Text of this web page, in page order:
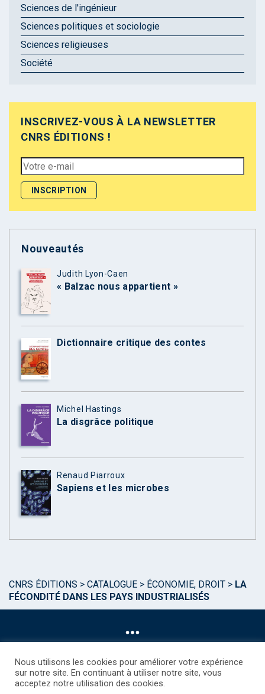
Sciences de l'ingénieur
Sciences politiques et sociologie
Sciences religieuses
Société
INSCRIVEZ-VOUS À LA NEWSLETTER
CNRS ÉDITIONS !
Nouveautés
Judith Lyon-Caen
« Balzac nous appartient »
Dictionnaire critique des contes
Michel Hastings
La disgrâce politique
Renaud Piarroux
Sapiens et les microbes
CNRS ÉDITIONS > CATALOGUE > ÉCONOMIE, DROIT > LA
FÉCONDITÉ DANS LES PAYS INDUSTRIALISÉS
©CNRS EDITIONS 2025
Nous utilisons les cookies pour améliorer votre expérience
sur notre site. En continuant à utiliser notre site, vous
acceptez notre utilisation des cookies.